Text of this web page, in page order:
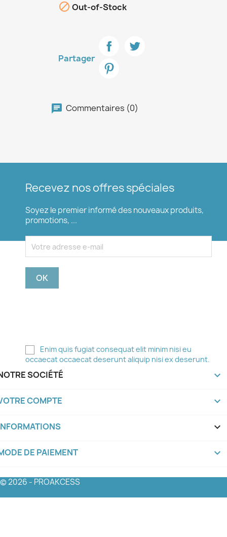
 Out-of-Stock
Partager
Commentaires (0)
Recevez nos offres spéciales
Soyez le premier informé des nouveaux produits,
promotions, ...
Enim quis fugiat consequat elit minim nisi eu
occaecat occaecat deserunt aliquip nisi ex deserunt.
SOCIÉTÉ 
COMPTE 
keyboard_arrow_down
DE PAIEMENT keyboard_arrow_down
© 2026 - PROAKCESS